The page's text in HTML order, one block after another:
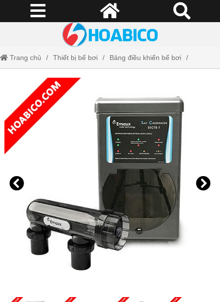
Trang chủ Thiết bị bể bơi Bảng điều khiển bể bơi
Bộ điện phân muối Emaux SSC15-T